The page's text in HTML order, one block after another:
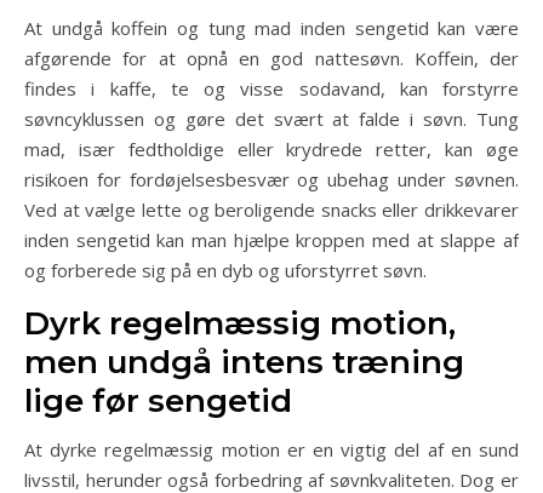
At undgå koffein og tung mad inden sengetid kan være
afgørende for at opnå en god nattesøvn. Koffein, der
findes i kaffe, te og visse sodavand, kan forstyrre
søvncyklussen og gøre det svært at falde i søvn. Tung
mad, især fedtholdige eller krydrede retter, kan øge
risikoen for fordøjelsesbesvær og ubehag under søvnen.
Ved at vælge lette og beroligende snacks eller drikkevarer
inden sengetid kan man hjælpe kroppen med at slappe af
og forberede sig på en dyb og uforstyrret søvn.
Dyrk regelmæssig motion,
men undgå intens træning
lige før sengetid
At dyrke regelmæssig motion er en vigtig del af en sund
livsstil, herunder også forbedring af søvnkvaliteten. Dog er